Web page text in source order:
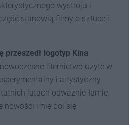
wystroju i
stanowią filmy o sztuce i
logotyp Kina
liternictwo użyte w
i artystyczny
latach odważnie łamie
nowości i nie boi się